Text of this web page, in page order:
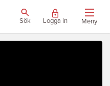
Sök Logga in Meny